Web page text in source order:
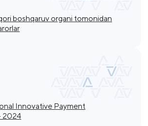
boshqaruv organi tomonidan
Innovative Payment
2024